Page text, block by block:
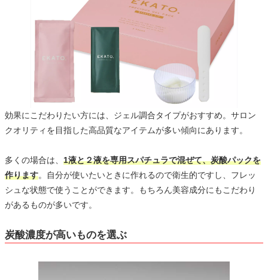
効果にこだわりたい方には、ジェル調合タイプがおすすめ。サロン
クオリティを目指した高品質なアイテムが多い傾向にあります。
多くの場合は、 1液と２液を専用スパチュラで混ぜて、炭酸パックを
作ります。自分が使いたいときに作れるので衛生的ですし、フレッ
シュな状態で使うことができます。もちろん美容成分にもこだわり
があるものが多いです。
炭酸濃度が高いものを選ぶ